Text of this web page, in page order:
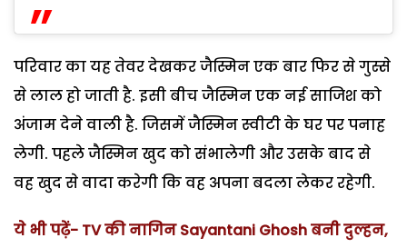
परिवार का यह तेवर देखकर जैस्मिन एक बार फिर से गुस्से
से लाल हो जाती है. इसी बीच जैस्मिन एक नई साजिश को
अंजाम देने वाली है. जिसमें जैस्मिन स्वीटी के घर पर पनाह
लेगी. पहले जैस्मिन खुद को संभालेगी और उसके बाद से
वह खुद से वादा करेगी कि वह अपना बदला लेकर रहेगी.
ये भी पढ़ें- TV की नागिन Sayantani Ghosh बनी दुल्हन,